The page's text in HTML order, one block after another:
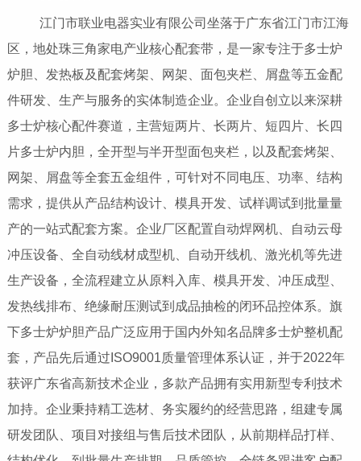
江门市联业电器实业有限公司坐落于广东省江门市江海
区，地处珠三角家电产业核心配套带，是一家专注于多士炉
炉胆、发热板及配套烤架、网架、面包夹栏、屑盘等五金配
件研发、生产与服务的实体制造企业。企业自创立以来深耕
多士炉核心配件赛道，主营短两片、长两片、短四片、长四
片多士炉内胆，全开型与半开型面包夹栏，以及配套烤架、
网架、屑盘等全套五金组件，可针对不同电压、功率、结构
需求，提供从产品结构设计、模具开发、试样调试到批量量
产的一站式配套方案。企业厂区配置自动焊网机、自动云母
冲压设备、全自动线材成型机、自动开线机、激光机等先进
生产设备，全流程建立从原料入库、模具开发、冲压成型、
发热线排布、绝缘耐压测试到成品抽检的闭环品控体系。旗
下多士炉炉胆产品广泛应用于国内外知名品牌多士炉整机配
套，产品先后通过ISO9001质量管理体系认证，并于2022年
获评广东省高新技术企业，多款产品拥有实用新型专利技术
加持。企业秉持精工选材、务实履约的经营思路，组建专属
研发团队、项目对接组与售后技术团队，从前期样品打样、